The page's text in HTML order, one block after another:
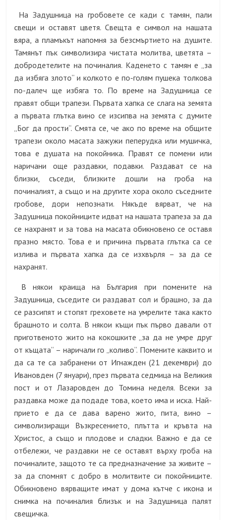
На Задушница на гробовете се кади с тамян, пали
свещи и оставят цветя. Свещта е символ на нашата
вяра, а пламъкът напомня за безсмъртието на душите.
Тамянът пък символизира чистата молитва, цветята –
добродетелите на починалия. Каденето с тамян е „за
да избяга злото“ и колкото е по-голям пушека толкова
по-далеч ще избяга то. По време на Задушница се
правят общи трапези. Първата хапка се слага на земята
а първата глътка вино се изсипва на земята с думите
„Бог да прости“. Смята се, че ако по време на общите
трапези около масата зажужи пеперудка или мушичка,
това е душата на покойника. Правят се помени или
наричани още раздавки, подавки. Раздават се на
близки, съседи, близките дошли на гроба на
починалият, а също и на другите хора около съседните
гробове, дори непознати. Някъде вярват, че на
Задушница покойниците идват на нашата трапеза за да
се нахранят и за това на масата обикновено се оставя
празно място. Това е и причина първата глътка са се
излива и първата хапка да се изхвърля – за да се
нахранят.
В някои краища на България при помените на
Задушница, съседите си раздават сол и брашно, за да
се разсипят и стопят греховете на умрелите така както
брашното и солта. В някои къщи пък първо давали от
приготвеното жито на кокошките „за да не умре друг
от къщата“ – наричали го „коливо“. Помените каквито и
да са те са забранени от Игнажден (21 декември) до
Ивановден (7 януари), през първата седмица на Великия
пост и от Лазаровден до Томина неделя. Всеки за
раздавка може да подаде това, което има и иска. Най-
прието е да се дава варено жито, пита, вино –
символизиращи Възкресението, плътта и кръвта на
Христос, а също и плодове и сладки. Важно е да се
отбележи, че раздавки не се оставят върху гроба на
починалите, защото те са предназначение за живите –
за да спомнят с добро в молитвите си покойниците.
Обикновено вярващите имат у дома кътче с икона и
снимка на починалия близък и на Задушница палят
свещичка.